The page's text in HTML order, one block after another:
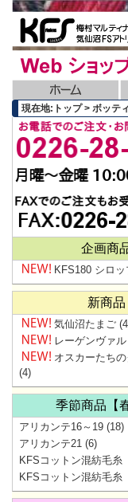
現在地:トップ > ボッテ
企画商
KFS180 シロ
新商品
気仙沼たまご
レーゲンヴァ
オスカーたち
(4)
季節商品【
アリカンテ16～19 (18)
アリカンテ21 (6)
KFSコットン混紡毛糸
KFSコットン混紡毛糸